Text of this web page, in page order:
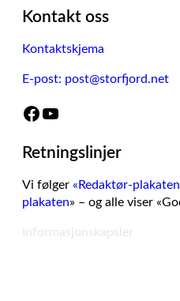
k
Kontakt oss
Kontaktskjema
E-post: post@storfjord.net
Facebook YouTube
Retningslinjer
Vi følger «Redaktør-
plakaten» – og alle viser
Informasjonskapsler